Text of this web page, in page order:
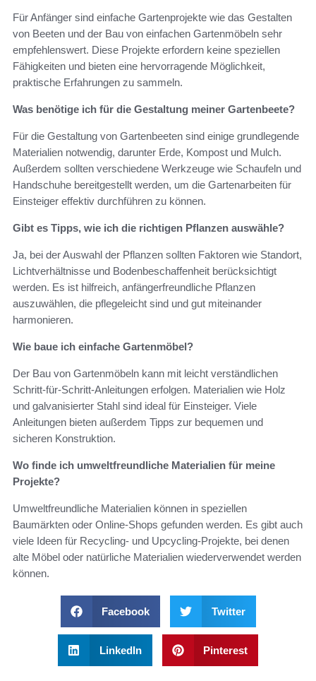
Für Anfänger sind einfache Gartenprojekte wie das Gestalten
von Beeten und der Bau von einfachen Gartenmöbeln sehr
empfehlenswert. Diese Projekte erfordern keine speziellen
Fähigkeiten und bieten eine hervorragende Möglichkeit,
praktische Erfahrungen zu sammeln.
Was benötige ich für die Gestaltung meiner Gartenbeete?
Für die Gestaltung von Gartenbeeten sind einige grundlegende
Materialien notwendig, darunter Erde, Kompost und Mulch.
Außerdem sollten verschiedene Werkzeuge wie Schaufeln und
Handschuhe bereitgestellt werden, um die Gartenarbeiten für
Einsteiger effektiv durchführen zu können.
Gibt es Tipps, wie ich die richtigen Pflanzen auswähle?
Ja, bei der Auswahl der Pflanzen sollten Faktoren wie Standort,
Lichtverhältnisse und Bodenbeschaffenheit berücksichtigt
werden. Es ist hilfreich, anfängerfreundliche Pflanzen
auszuwählen, die pflegeleicht sind und gut miteinander
harmonieren.
Wie baue ich einfache Gartenmöbel?
Der Bau von Gartenmöbeln kann mit leicht verständlichen
Schritt-für-Schritt-Anleitungen erfolgen. Materialien wie Holz
und galvanisierter Stahl sind ideal für Einsteiger. Viele
Anleitungen bieten außerdem Tipps zur bequemen und
sicheren Konstruktion.
Wo finde ich umweltfreundliche Materialien für meine
Projekte?
Umweltfreundliche Materialien können in speziellen
Baumärkten oder Online-Shops gefunden werden. Es gibt auch
viele Ideen für Recycling- und Upcycling-Projekte, bei denen
alte Möbel oder natürliche Materialien wiederverwendet werden
können.
Facebook Twitter
LinkedIn Pinterest